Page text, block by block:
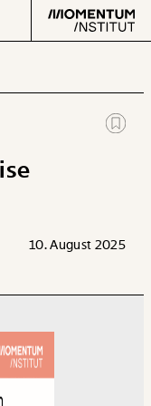
10. August 2025